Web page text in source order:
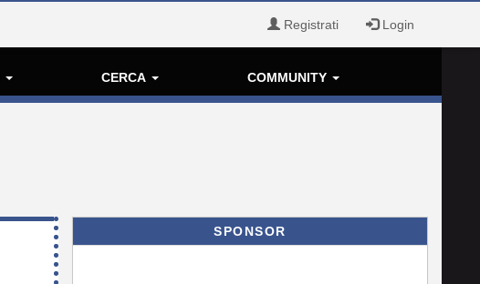
Registrati Login
CERCA COMMUNITY
SPONSOR